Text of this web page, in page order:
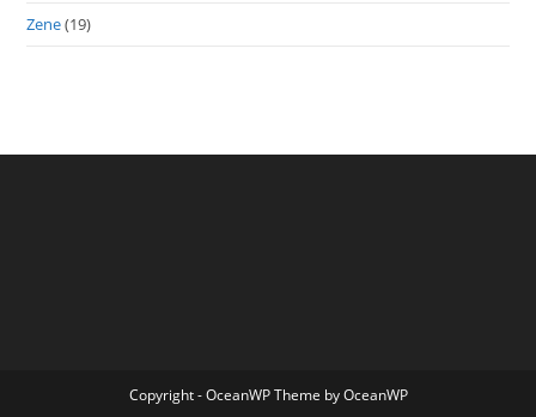
Zene(19)
Copyright - OceanWP Theme by OceanWP